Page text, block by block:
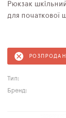
Рюкзак
для початкової
Тип:
Бренд: